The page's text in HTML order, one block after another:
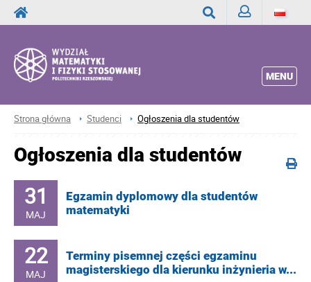
MENU
Strona główna Studenci Ogłoszenia dla studentów
Ogłoszenia dla studentów
31
MAJ
Egzamin dyplomowy dla studentów
matematyki
22
MAJ
Terminy pisemnej części egzaminu
magisterskiego dla kierunku inżynieria w...